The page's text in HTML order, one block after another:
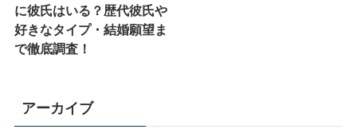
に彼氏はいる？歴代彼氏や
好きなタイプ・結婚願望ま
で徹底調査！
アーカイブ